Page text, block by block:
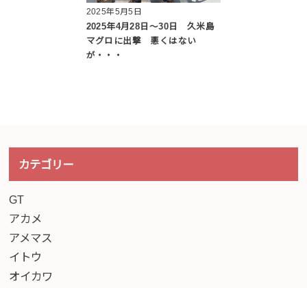
2025年5月5日
2025年4月28日〜30日 久米島
マグロに出撃 悪くはない
が・・・
カテゴリー
GT
アカメ
アメマス
イトウ
オイカワ